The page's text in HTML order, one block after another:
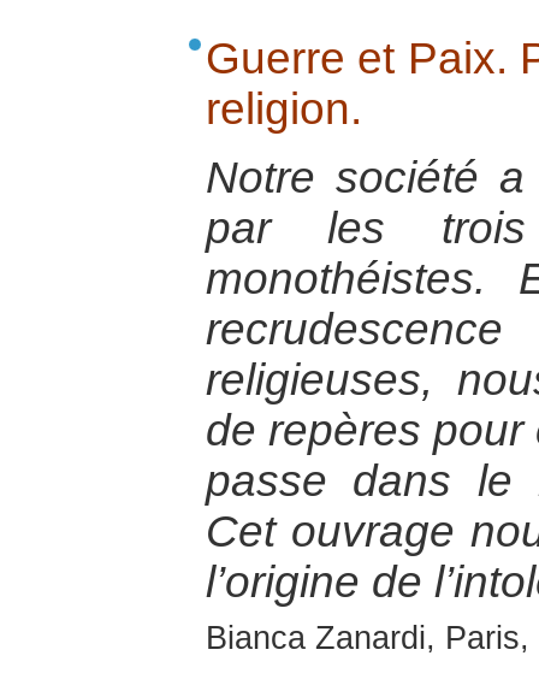
Guerre et Paix.
religion.
Notre société
par les trois
monothéistes.
religieuses,
de repères
passe dans le
Cet ouvrage
l’origine de
Bianca Zanardi,